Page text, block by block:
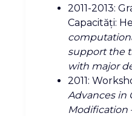
2011-2013:
Capacităţi:
support the
with major
2011:
Advances in
Modification